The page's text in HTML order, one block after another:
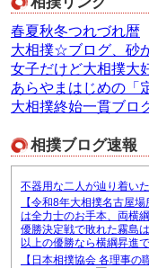
春夏秋冬つれづれ暦
大相撲☆ブログ、砂
女子だけど大相撲大
あらやまはじめの「
大相撲終始一貫ブロ
相撲ブログ速報
不器用な二人が辿り着い
【令和8年大相撲名古屋
は全力士のお手本、両横
優勝決定戦で敗れた霧島
以上の優勝なら横綱昇進
【日本相撲協会 各理事